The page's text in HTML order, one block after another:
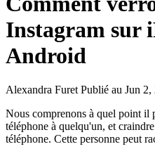
Instagram sur
Android
Alexandra Furet Publié au Jun 2,
Nous comprenons à quel point il
téléphone à quelqu'un, et
téléphone. Cette personne peut